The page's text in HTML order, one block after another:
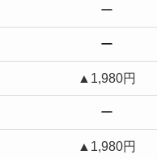
ー
ー
▲1,980円
ー
▲1,980円